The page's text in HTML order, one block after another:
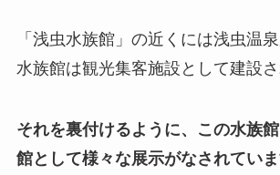
「浅虫水族館」の近くには浅虫温
水族館は観光集客施設として建設さ
それを裏付けるように、この水族
館として様々な展示がなされていま